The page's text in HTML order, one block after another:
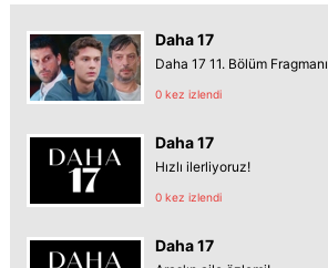
Daha 17
Daha 17 11. Bölüm Fragmanı
0 kez izlendi
Daha 17
Hızlı ilerliyoruz!
0 kez izlendi
Daha 17